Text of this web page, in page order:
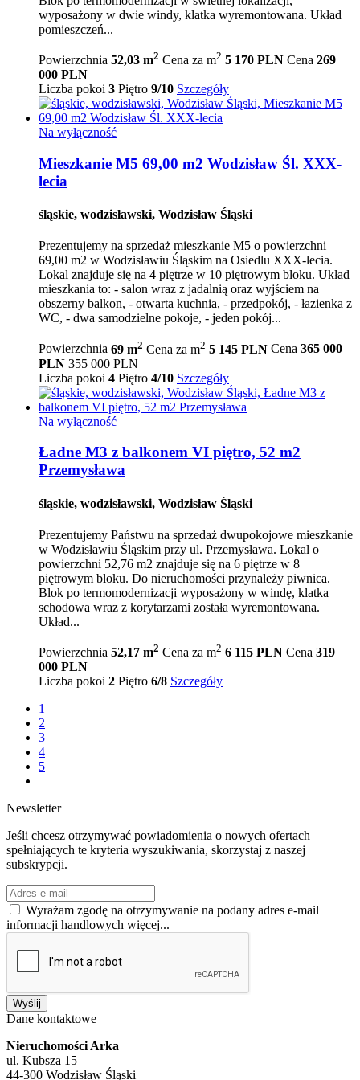
wyposażony w dwie windy, klatka wyremontowana. Układ
pomieszczeń...
Powierzchnia 52,03 m2 Cena za m2 5 170 PLN Cena 269
000 PLN
Liczba pokoi 3 Piętro 9/10 Szczegóły
Na wyłączność
Mieszkanie M5 69,00 m2 Wodzisław Śl. XXX-
lecia
śląskie, wodzisławski, Wodzisław Śląski
Prezentujemy na sprzedaż mieszkanie M5 o powierzchni
69,00 m2 w Wodzisławiu Śląskim na Osiedlu XXX-lecia.
Lokal znajduje się na 4 piętrze w 10 piętrowym bloku. Układ
mieszkania to: - salon wraz z jadalnią oraz wyjściem na
obszerny balkon, - otwarta kuchnia, - przedpokój, - łazienka z
WC, - dwa samodzielne pokoje, - jeden pokój...
Powierzchnia 69 m2 Cena za m2 5 145 PLN Cena 365 000
PLN 355 000 PLN
Liczba pokoi 4 Piętro 4/10 Szczegóły
Na wyłączność
Ładne M3 z balkonem VI piętro, 52 m2
Przemysława
śląskie, wodzisławski, Wodzisław Śląski
Prezentujemy Państwu na sprzedaż dwupokojowe mieszkanie
w Wodzisławiu Śląskim przy ul. Przemysława. Lokal o
powierzchni 52,76 m2 znajduje się na 6 piętrze w 8
piętrowym bloku. Do nieruchomości przynależy piwnica.
Blok po termomodernizacji wyposażony w windę, klatka
schodowa wraz z korytarzami została wyremontowana.
Układ...
Powierzchnia 52,17 m2 Cena za m2 6 115 PLN Cena 319
000 PLN
Liczba pokoi 2 Piętro 6/8 Szczegóły
1
2
3
4
5
Newsletter
Jeśli chcesz otrzymywać powiadomienia o nowych ofertach
spełniających te kryteria wyszukiwania, skorzystaj z naszej
subskrypcji.
Wyrażam zgodę na otrzymywanie na podany adres e-mail
informacji handlowych więcej...
Wyślij
Dane kontaktowe
Nieruchomości Arka
ul. Kubsza 15
44-300 Wodzisław Śląski